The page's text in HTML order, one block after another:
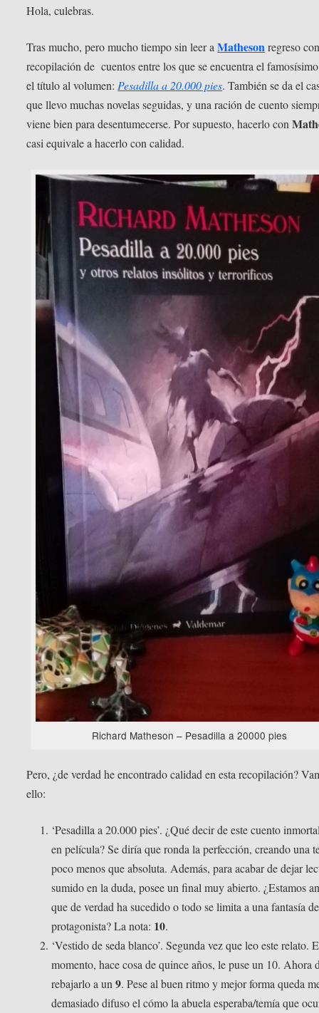
Hola, culebras.
Tras mucho, pero mucho tiempo sin leer aMathesonregreso
recopilación de cuentos entre los que se encuentra el
el título al volumen: Pesadilla a 20.000 pies. También se da el
que llevo muchas novelas seguidas, y una ración de cuento
viene bien para desentumecerse. Por supuesto, hacerlo con
casi equivale a hacerlo con calidad.
Richard Matheson – Pesadilla a 20000 pies
Pero, ¿de verdad he encontrado calidad en esta recopilación?
ello:
‘Pesadilla a 20.000 pies’. ¿Qué decir de este cuento
en película? Se diría que ronda la perfección, creando una
poco menos que absoluta. Además, para acabar de dejar
sumido en la duda, posee un final muy abierto. ¿Estamos
que de verdad ha sucedido o todo se limita a una fantasía
protagonista? La nota: 10.
‘Vestido de seda blanco’. Segunda vez que leo este relato.
momento, hace cosa de quince años, le puse un 10. Ahora
rebajarlo a un9. Pese al buen ritmo y mejor forma queda
demasiado difuso el cómo la abuela esperaba/temía que